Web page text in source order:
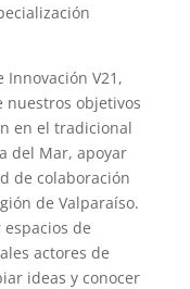
V21,
nuestros objetivos
en el tradicional
del Mar, apoyar
de colaboración
de Valparaíso.
de
actores de
ideas y conocer